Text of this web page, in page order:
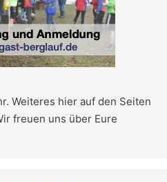
Weiteres hier auf den Seiten
freuen uns über Eure